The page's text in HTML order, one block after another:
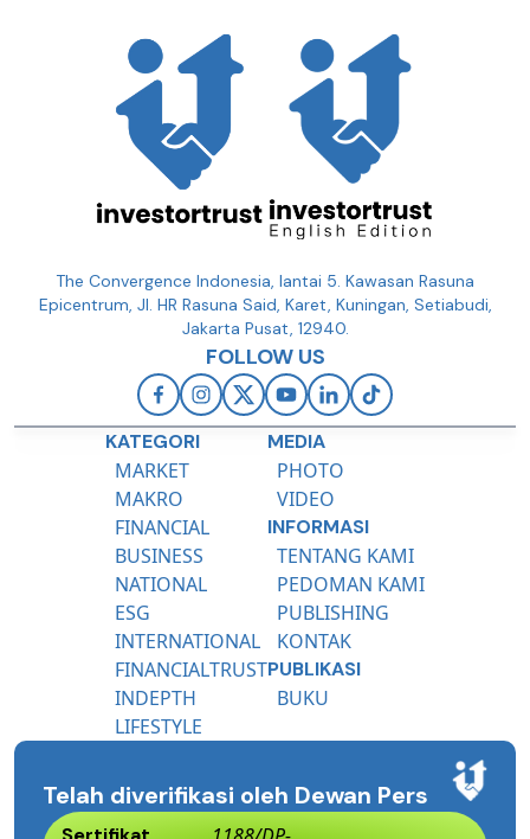
The Convergence Indonesia, lantai 5. Kawasan Rasuna
Epicentrum, Jl. HR Rasuna Said, Karet, Kuningan, Setiabudi,
Jakarta Pusat, 12940.
FOLLOW US
KATEGORI
MARKET
MAKRO
FINANCIAL
BUSINESS
NATIONAL
ESG
INTERNATIONAL
FINANCIALTRUST
INDEPTH
LIFESTYLE
MEDIA
PHOTO
VIDEO
INFORMASI
TENTANG KAMI
PEDOMAN KAMI
PUBLISHING
KONTAK
PUBLIKASI
BUKU
Telah diverifikasi oleh Dewan Pers